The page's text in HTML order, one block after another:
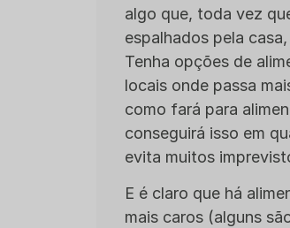
algo que, toda vez
espalhados pela
Tenha opções de
locais onde passa
como fará para
conseguirá isso em
evita muitos
E é claro que há
mais caros (alguns